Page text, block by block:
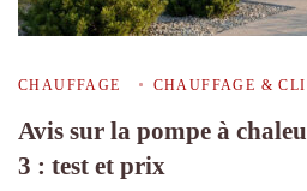
CHAUFFAGE CHAUFFAGE &
Avis sur la pompe à
3 : test et prix